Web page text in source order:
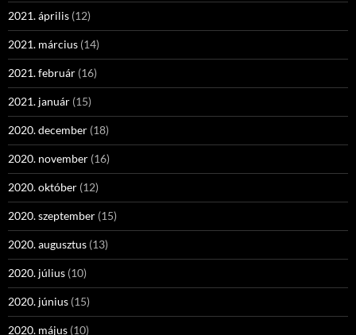
2021. április (12)
2021. március (14)
2021. február (16)
2021. január (15)
2020. december (18)
2020. november (16)
2020. október (12)
2020. szeptember (15)
2020. augusztus (13)
2020. július (10)
2020. június (15)
2020. május (10)